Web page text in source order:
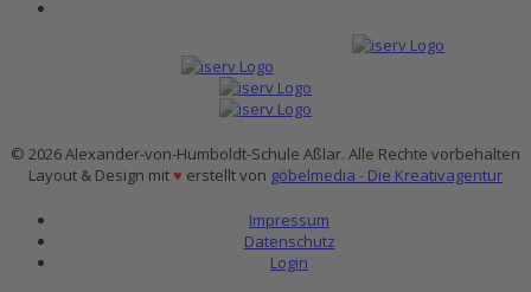
© 2026 Alexander-von-Humboldt-Schule Aßlar. Alle Rechte vorbehalten
Layout & Design mit♥ erstellt von göbelmedia - Die Kreativagentur
Impressum
Datenschutz
Login